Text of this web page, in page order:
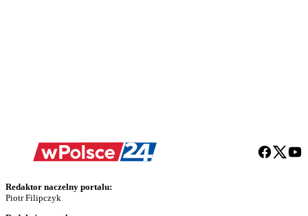
Redaktor naczelny portalu:
Piotr Filipczyk